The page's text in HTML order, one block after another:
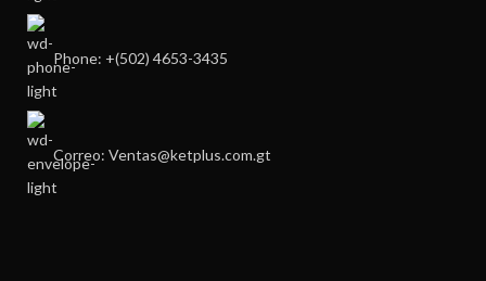
Phone: +(502) 4653-3435
Correo: Ventas@ketplus.com.gt